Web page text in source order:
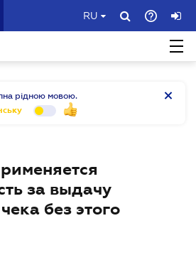
RU
рідною мовою.
за выдачу
без этого